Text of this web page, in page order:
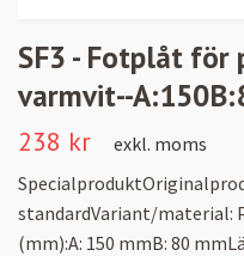
SF3 - Fotplåt för
varmvit--
238 kr
exkl. moms
standardVariant/material:
(mm):A: 150 mmB: 80